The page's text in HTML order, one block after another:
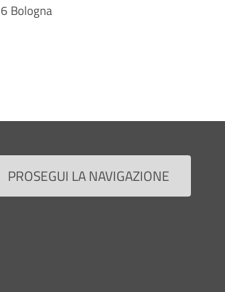
Bologna
PROSEGUI LA NAVIGAZIONE